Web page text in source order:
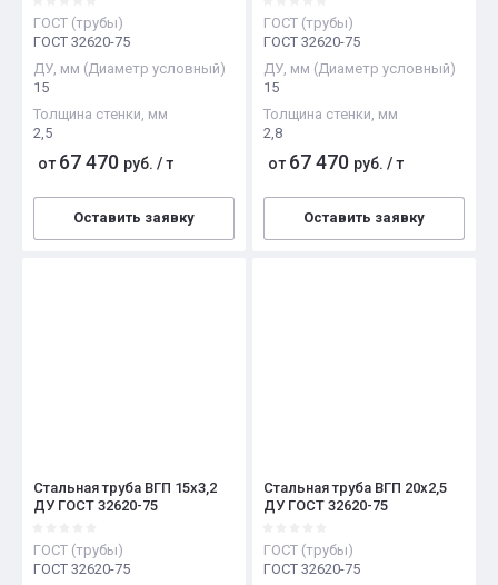
ГОСТ (трубы)
ГОСТ 32620-75
ДУ, мм (Диаметр условный)
15
Толщина стенки, мм
2,5
от 67 470 руб. /т
Оставить заявку
ГОСТ (трубы)
ГОСТ 32620-75
ДУ, мм (Диаметр условный)
15
Толщина стенки, мм
2,8
от 67 470 руб. /т
Оставить заявку
Стальная труба ВГП 15х3,2
ДУ ГОСТ 32620-75
ГОСТ (трубы)
ГОСТ 32620-75
Стальная труба ВГП 20х2,5
ДУ ГОСТ 32620-75
ГОСТ (трубы)
ГОСТ 32620-75